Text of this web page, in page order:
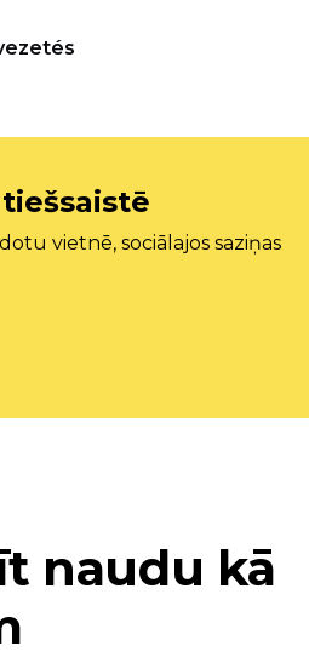
vietnē, sociālajos saziņas
naudu kā